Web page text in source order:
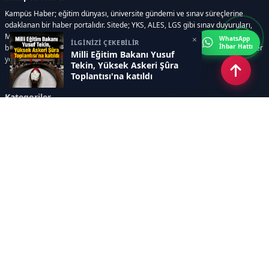
İLGİNİZİ ÇEKEBİLİR
Milli Eğitim Bakanı Yusuf
Tekin, Yüksek Askeri Şûra
Toplantısı'na katıldı
×
Kampüs Haber; eğitim dünyası, üniversite gündemi ve sınav süreçlerine
odaklanan bir haber portalıdır. Sitede; YKS, ALES, LGS gibi sınav duyuruları,
Milli Eğitim Bakanlığı gelişmeleri, üniversite haberleri, rehberlik içerikleri,
bilim ve teknoloji alanındaki yenilikler ile öğrenci yaşamına dair güncel bilgiler
yer alır.
Kategoriler
WhatsApp
İhbar Hattı